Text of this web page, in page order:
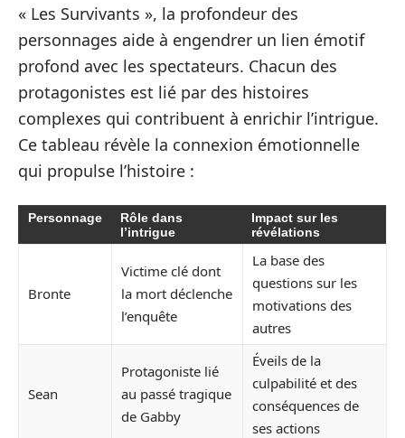
« Les Survivants », la profondeur des
personnages aide à engendrer un lien émotif
profond avec les spectateurs. Chacun des
protagonistes est lié par des histoires
complexes qui contribuent à enrichir l’intrigue.
Ce tableau révèle la connexion émotionnelle
qui propulse l’histoire :
Personnage
Rôle dans
l’intrigue
Impact sur les
révélations
Bronte
Victime clé dont
la mort déclenche
l’enquête
La base des
questions sur les
motivations des
autres
Sean
Protagoniste lié
au passé tragique
de Gabby
Éveils de la
culpabilité et des
conséquences de
ses actions